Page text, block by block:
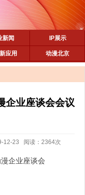
新闻 IP展示
应用 动漫北京
企业座谈会会议
12-23 阅读：2364次